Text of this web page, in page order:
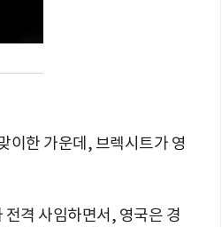
이한 가운데, 브렉시트가 영
격 사임하면서, 영국은 경